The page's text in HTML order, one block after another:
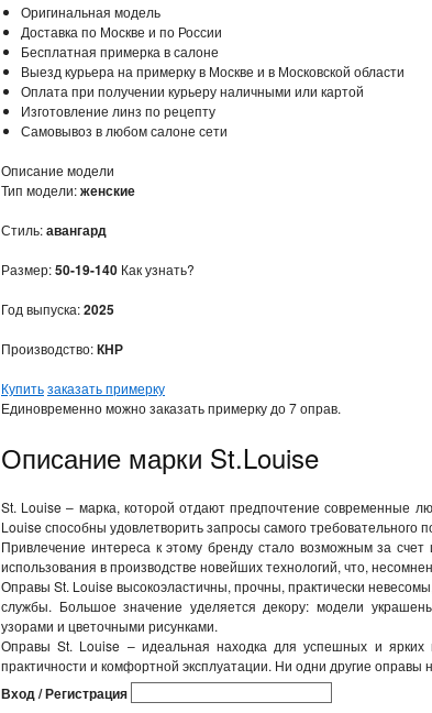
Оригинальная модель
Доставка по Москве и по России
Бесплатная примерка в салоне
Выезд курьера на примерку в Москве и в Московской области
Оплата при получении курьеру наличными или картой
Изготовление линз по рецепту
Самовывоз в любом салоне сети
Описание модели
Тип модели:женские
Стиль:авангард
Размер:50-19-140 Как узнать?
Год выпуска:2025
Производство:КНР
Купитьзаказать примерку
Единовременно можно заказать примерку до 7 оправ.
Описание марки St.Louise
St. Louise – марка, которой отдают предпочтение современные
Louise способны удовлетворить запросы самого
Привлечение интереса к этому бренду стало возможным за
использования в производстве новейших технологий, что,
Оправы St. Louise высокоэластичны, прочны, практически
службы. Большое значение уделяется декору: модели
узорами и цветочными рисунками.
Оправы St. Louise – идеальная находка для успешных и ярких
практичности и комфортной эксплуатации. Ни одни другие оправы
Вход / Регистрация